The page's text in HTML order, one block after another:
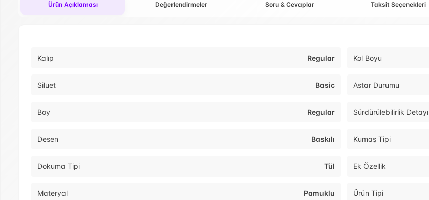
Ürün Açıklaması Değerlendirmeler Soru & Cevaplar Taksit Seçenekleri
Kalıp Regular Kol Boyu
Siluet Basic Astar Durumu
Boy Regular Sürdürülebilirlik Detayı
Desen Baskılı Kumaş Tipi
Dokuma Tipi Tül Ek Özellik
Materyal Pamuklu Ürün Tipi